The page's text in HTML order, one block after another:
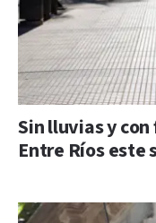
Sin lluvias y
Entre Ríos este